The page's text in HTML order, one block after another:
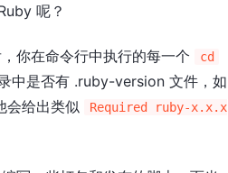
呢？
你在命令行中执行的每一个 cd
中是否有 .ruby-version 文件，如
会给出类似
Required ruby-x.x.x